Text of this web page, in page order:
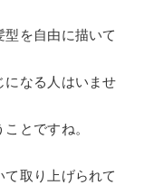
を自由に描いて
になる人はいませ
とですね。
取り上げられて